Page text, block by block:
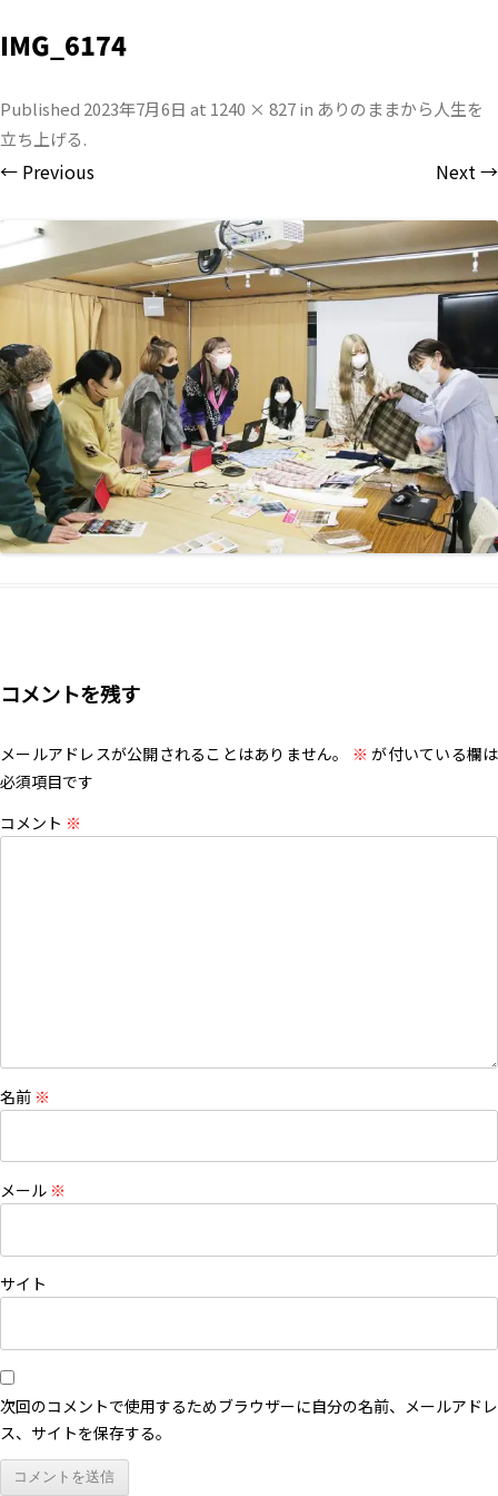
IMG_6174
Published 2023年7月6日 at 1240 × 827in ありのままから人生を
立ち上げる.
← Previous Next →
コメントを残す
メールアドレスが公開されることはありません。 ※ が付いている欄は
必須項目です
コメント ※
名前 ※
メール ※
サイト
次回のコメントで使用するためブラウザーに自分の名前、メールアドレ
ス、サイトを保存する。